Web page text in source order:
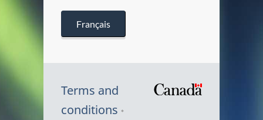
Français
Terms and
conditions